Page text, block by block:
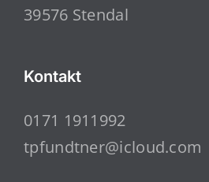
39576 Stendal
Kontakt
0171 1911992
tpfundtner@icloud.com